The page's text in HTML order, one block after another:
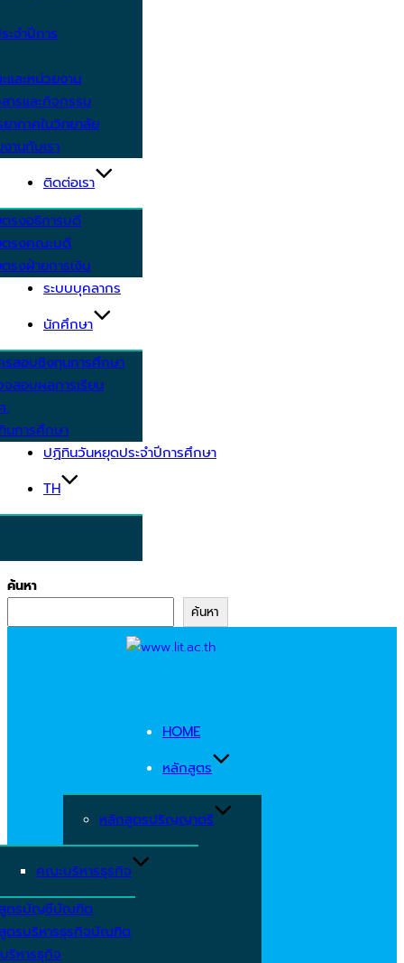
จำปีการ
ละหน่วยงาน
ารและกิจกรรม
ากาศในวิทยาลัย
านกับเรา
ติดต่อเรา
รงอธิการบดี
ตรงคณะบดี
รงฝ่ายการเงิน
ระบบบุคลากร
นักศึกษา
รสอบชิงทุนการศึกษา
สอบผลการเรียน
.
นการศึกษา
ปฏิทินวันหยุดประจำปีการศึกษา
TH
ค้นหา
ค้นหา
HOME
หลักสูตร
หลักสูตรปริญญาตรี
คณะบริหารธุรกิจ
ตรบัญชีบัณฑิต
ตรบริหารธุรกิจบัณฑิต
ริหารธุกิจ